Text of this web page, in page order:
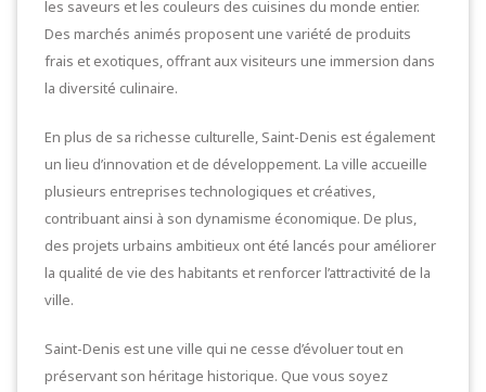
les saveurs et les couleurs des cuisines du monde entier.
Des marchés animés proposent une variété de produits
frais et exotiques, offrant aux visiteurs une immersion dans
la diversité culinaire.
En plus de sa richesse culturelle, Saint-Denis est également
un lieu d’innovation et de développement. La ville accueille
plusieurs entreprises technologiques et créatives,
contribuant ainsi à son dynamisme économique. De plus,
des projets urbains ambitieux ont été lancés pour améliorer
la qualité de vie des habitants et renforcer l’attractivité de la
ville.
Saint-Denis est une ville qui ne cesse d’évoluer tout en
préservant son héritage historique. Que vous soyez